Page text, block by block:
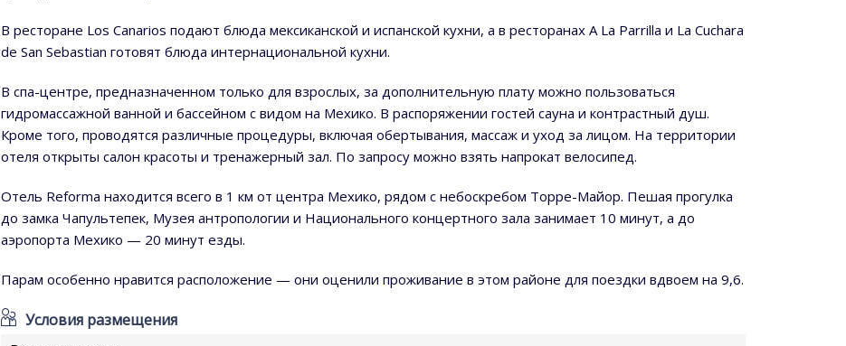
В ресторане Los Canarios подают блюда мексиканской и испанской кухни, а в ресторанах A La Parrilla и La Cuchara
de San Sebastian готовят блюда интернациональной кухни.
В спа-центре, предназначенном только для взрослых, за дополнительную плату можно пользоваться
гидромассажной ванной и бассейном с видом на Мехико. В распоряжении гостей сауна и контрастный душ.
Кроме того, проводятся различные процедуры, включая обертывания, массаж и уход за лицом. На территории
отеля открыты салон красоты и тренажерный зал. По запросу можно взять напрокат велосипед.
Отель Reforma находится всего в 1 км от центра Мехико, рядом с небоскребом Торре-Майор. Пешая прогулка
до замка Чапультепек, Музея антропологии и Национального концертного зала занимает 10 минут, а до
аэропорта Мехико — 20 минут езды.
Парам особенно нравится расположение — они оценили проживание в этом районе для поездки вдвоем на 9,6.
Условия размещения